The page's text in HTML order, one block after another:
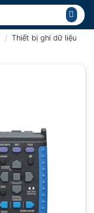
/ Thiết bị ghi dữ liệu